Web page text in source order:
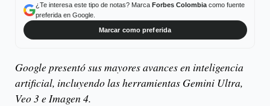
¿Te interesa este tipo de notas? Marca Forbes Colombiacomo fuente
preferida en Google.
Marcar como preferida
Google presentó sus mayores avances en inteligencia
artificial, incluyendo las herramientas Gemini Ultra,
Veo 3 e Imagen 4.